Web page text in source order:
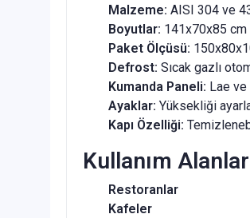
Malzeme: AISI 304 ve
Boyutlar: 141x70x85 cm
Paket Ölçüsü:
Defrost: Sıcak gazlı
Kumanda Paneli: Lae
Ayaklar: Yüksekliği
Kapı Özelliği:
Kullanım
Restoranlar
Kafeler